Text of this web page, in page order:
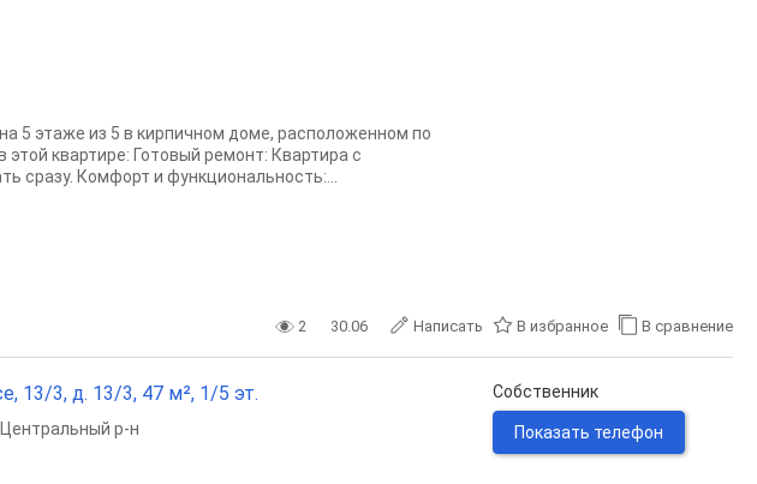
5 этаже из 5 в кирпичном доме, расположенном по
квартире: Готовый ремонт: Квартира с
сразу. Комфорт и функциональность:...
2 30.06 Написать В избранное В сравнение
13/3, д. 13/3, 47 м², 1/5 эт.
Центральный р-н
Собственник
Показать телефон